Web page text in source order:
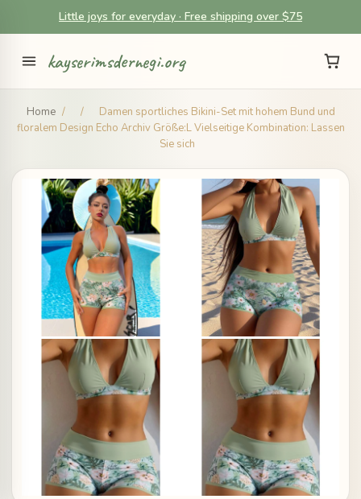
Little joys for everyday · Free shipping over $75
kayserimsdernegi.org
Home / /
Damen sportliches Bikini-Set mit hohem Bund und
floralem Design Echo Archiv Größe:L Vielseitige Kombination: Lassen
Sie sich